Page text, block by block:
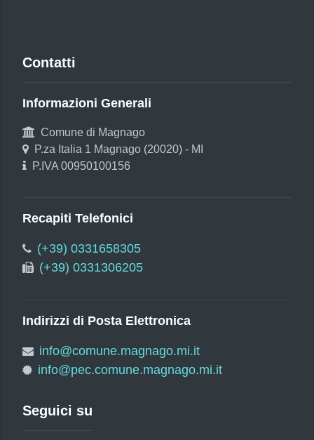
Contatti
Informazioni Generali
Comune di Magnago
P.za Italia 1 Magnago (20020) - MI
P.IVA 00950100156
Recapiti Telefonici
(+39) 0331658305
(+39) 0331306205
Indirizzi di Posta Elettronica
info@comune.magnago.mi.it
info@pec.comune.magnago.mi.it
Seguici su